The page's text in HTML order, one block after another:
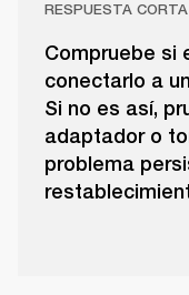
RESPUESTA CORTA
Compruebe si
conectarlo a
Si no es así,
adaptador o
problema